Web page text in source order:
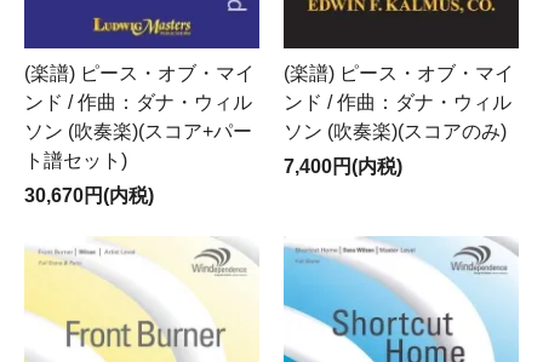
(楽譜) ピース・オブ・マイ
ンド / 作曲：ダナ・ウィル
ソン (吹奏楽)(スコア+パー
ト譜セット)
30,670円(内税)
(楽譜) ピース・オブ・マイ
ンド / 作曲：ダナ・ウィル
ソン (吹奏楽)(スコアのみ)
7,400円(内税)